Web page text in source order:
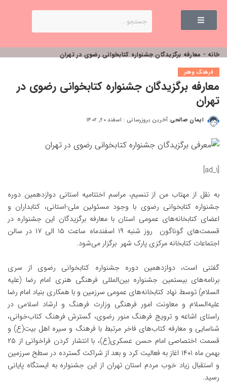
خانه - معارفه برگزیدگان جشنواره کتابخوانی رضوی در تهران
فرهنگ وهنر
معارفه برگزیدگان جشنواره کتابخوانی رضوی در
تهران
ایمان صالحی آخرین بروزرسانی : اسفند ۲۰, ۱۴۰۲
[ad_1]
به نقل از مهتاب من از تنسیم، مراسم اختتامیه استانی دوازدهمین دوره
جشنواره کتابخوانی رضوی با وجود مسئولین ملی-استانی، کتابداران و
اعضای کتابخانه‌های عمومی استان با معارفه برگزیدگان این جشنواره در
قسمت‌های گوناگون روز شنبه ۱۹ اسفندماه ساعت ۱۵ الی ۱۷ در سالن
اجتماعات کتابخانه مرکزی پارک شهر برگزار می‌شود.
گفتنی است، دوازدهمین دوره جشنواره کتابخوانی رضوی از سری
برنامه‌های بیستمین جشنواره بین‌المللی فرهنگی هنری امام رضا (علیه
السلام) توسط نهاد کتابخانه‌های عمومی سرزمین و با همکاری بنیاد امام رضا
علیه‌السلام و معاونت امور فرهنگی وزارت فرهنگ و ارشاد اسلامی در
راستای اشاعه و ترویج فرهنگ منور رضوی، گسترش فرهنگ کتاب‌خوانی،
شناسایی و معارفه کتاب‌های فاخر مرتبط با فرهنگ و سیره اهل بیت(ع) و
قسمت اختصاصی امام حسن عسکری(ع)، با انتشار کردن فراخوانی از ۲۵
بهمن ماه ۱۴۰۱ اغاز به فعالیت کرد و بعد از شراکت گسترده در سطح سرزمین
و استقبال زیاد خوب مردم استان تهران از این جشنواره به ایستگاه پایانی
رسید.